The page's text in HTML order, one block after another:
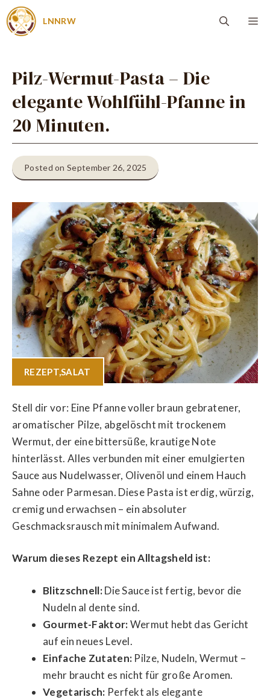
Zum
Inhalt
LNNRW
Pilz-Wermut-Pasta – Die
elegante Wohlfühl-Pfanne in
20 Minuten.
Posted on September 26, 2025
REZEPT,SALAT
Stell dir vor: Eine Pfanne voller braun gebratener,
aromatischer Pilze, abgelöscht mit trockenem
Wermut, der eine bittersüße, krautige Note
hinterlässt. Alles verbunden mit einer emulgierten
Sauce aus Nudelwasser, Olivenöl und einem Hauch
Sahne oder Parmesan. Diese Pasta ist erdig, würzig,
cremig und erwachsen – ein absoluter
Geschmacksrausch mit minimalem Aufwand.
Warum dieses Rezept ein Alltagsheld ist:
Blitzschnell:Die Sauce ist fertig, bevor die
Nudeln al dente sind.
Gourmet-Faktor:Wermut hebt das Gericht
auf ein neues Level.
Einfache Zutaten: Pilze, Nudeln, Wermut –
mehr braucht es nicht für große Aromen.
Vegetarisch: Perfekt als elegante